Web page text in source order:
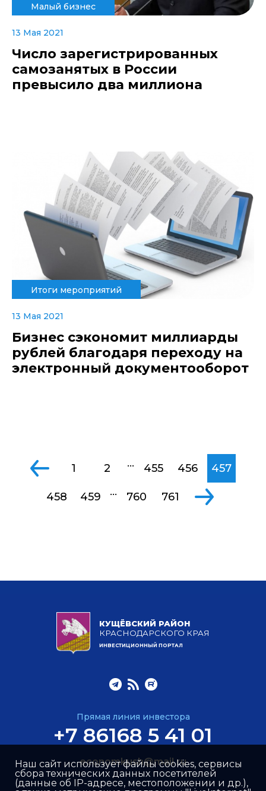
Малый бизнес
13 Мая 2021
Число зарегистрированных
самозанятых в России
превысило два миллиона
Итоги мероприятий
13 Мая 2021
Бизнес сэкономит миллиарды
рублей благодаря переходу на
электронный документооборот
1 2 ... 455 456 457
458 459 ... 760 761
КУЩЁВСКИЙ РАЙОН
КРАСНОДАРСКОГО КРАЯ
ИНВЕСТИЦИОННЫЙ ПОРТАЛ
Прямая линия инвестора
+7 86168 5 41 01
economkush@mail.ru
Наш сайт использует файлы cookies, сервисы
сбора технических данных посетителей
(данные об IP-адресе, местоположении и др.),